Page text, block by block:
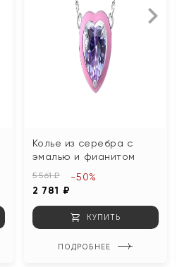
Колье из серебра с
эмалью и фианитом
5 561 ₽
2 781 ₽
-50%
КУПИТЬ
ПОДРОБНЕЕ